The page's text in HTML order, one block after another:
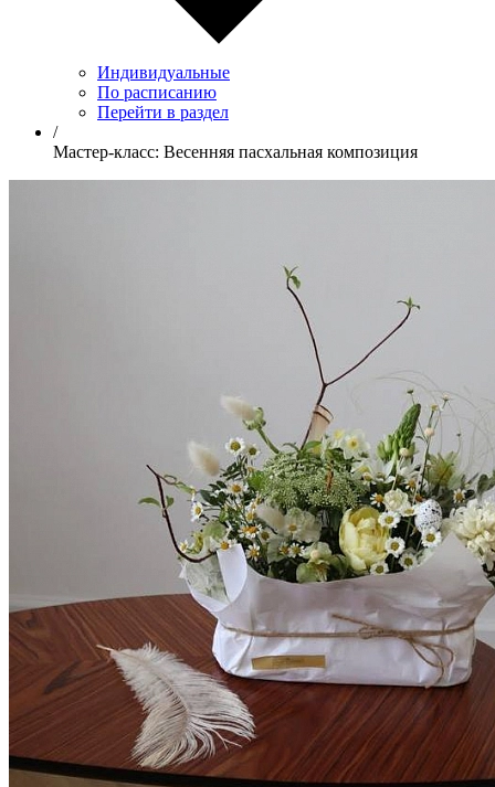
Индивидуальные
По расписанию
Перейти в раздел
/
Мастер-класс: Весенняя пасхальная композиция